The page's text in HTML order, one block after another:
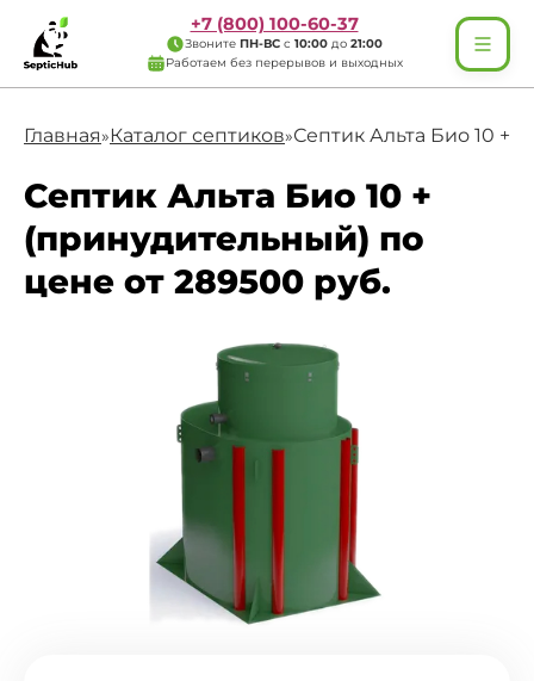
+7 (800) 100-60-37
Звоните ПН-ВС с 10:00 до 21:00
Работаем без перерывов и выходных
Главная»Каталог септиков»Септик Альта Био 10
Септик Альта Био 10 +
(принудительный) по
цене от 289500 руб.